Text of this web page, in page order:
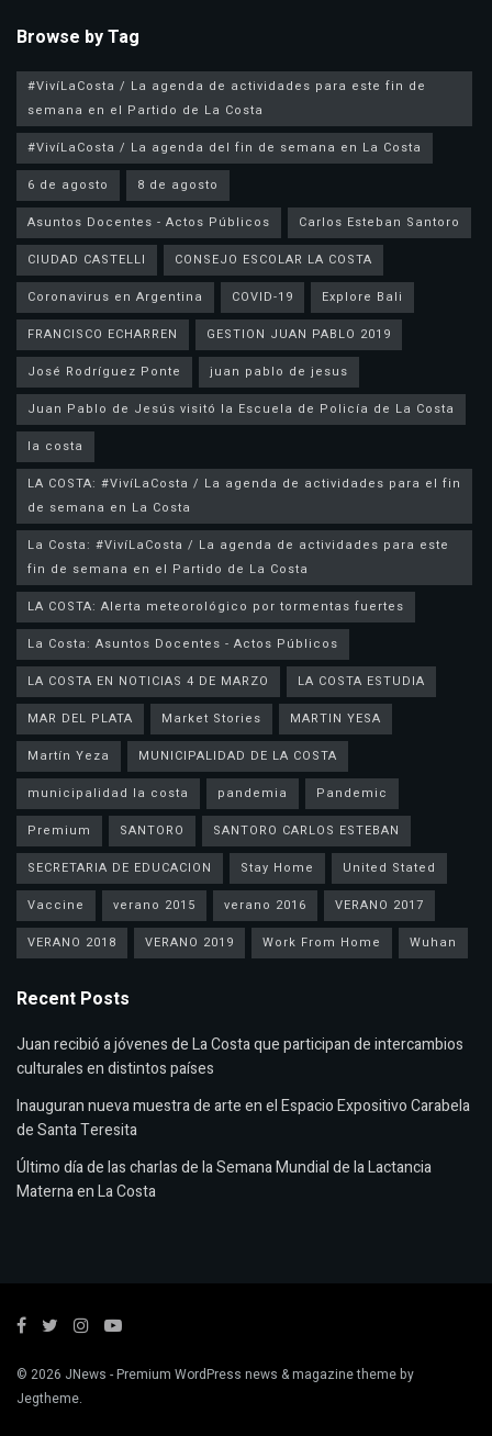
Browse by Tag
#VivíLaCosta / La agenda de actividades para este fin de
semana en el Partido de La Costa
#VivíLaCosta / La agenda del fin de semana en La Costa
6 de agosto
8 de agosto
Asuntos Docentes - Actos Públicos
Carlos Esteban Santoro
CIUDAD CASTELLI
CONSEJO ESCOLAR LA COSTA
Coronavirus en Argentina
COVID-19
Explore Bali
FRANCISCO ECHARREN
GESTION JUAN PABLO 2019
José Rodríguez Ponte
juan pablo de jesus
la costa
LA COSTA: #VivíLaCosta / La agenda de actividades para el fin
de semana en La Costa
La Costa: #VivíLaCosta / La agenda de actividades para este
fin de semana en el Partido de La Costa
LA COSTA: Alerta meteorológico por tormentas fuertes
La Costa: Asuntos Docentes - Actos Públicos
LA COSTA EN NOTICIAS 4 DE MARZO
LA COSTA ESTUDIA
MAR DEL PLATA
Market Stories
MARTIN YESA
Martín Yeza
MUNICIPALIDAD DE LA COSTA
municipalidad la costa
pandemia
Pandemic
Premium
SANTORO
SANTORO CARLOS ESTEBAN
SECRETARIA DE EDUCACION
Stay Home
United Stated
Vaccine
verano 2015 verano 2016
VERANO 2017
VERANO 2018
VERANO 2019 Work From Home Wuhan
Recent Posts
Juan recibió a jóvenes de La Costa que participan de intercambios
culturales en distintos países
Inauguran nueva muestra de arte en el Espacio Expositivo Carabela
de Santa Teresita
Último día de las charlas de la Semana Mundial de la Lactancia
Materna en La Costa
© 2026 JNews - Premium WordPress news & magazine theme by
Jegtheme.